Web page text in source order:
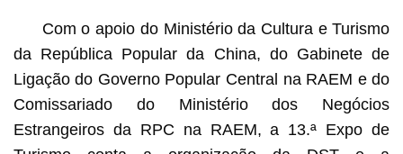
Com o apoio do Ministério da Cultura e Turismo
da República Popular da China, do Gabinete de
Ligação do Governo Popular Central na RAEM e do
Comissariado do Ministério dos Negócios
Estrangeiros da RPC na RAEM, a 13.ª Expo de